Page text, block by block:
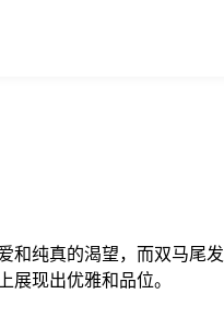
纯真的渴望，而双马尾
展现出优雅和品位。